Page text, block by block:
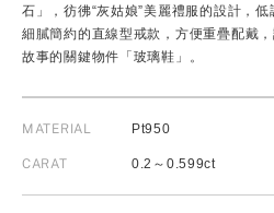
石」，彷彿“灰姑娘”美麗禮服的設計，低
細膩簡約的直線型戒款，方便重疊配戴
故事的關鍵物件「玻璃鞋」。
MATERIAL Pt950
CARAT 0.2～0.599ct